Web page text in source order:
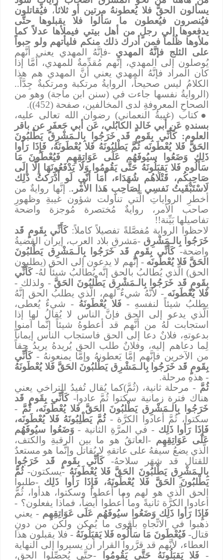
يسألون الحقَّ فلا يُعطونهُ مرتين أو ثلاثاً، فيُقاتلون
فيُنصرون فيُعطون ما سَألوا فلا يقبلوها حتَّى
يدفعوها إلى رجلٍ من أهل بيتي فيملأها عدلاً كما
ملأوها ظُلماً فمن أدرك ذلك منكم فليأتهم ولو حبواً
على الثلج فإنَّهُ المهدي-فإنَّهُ المهدي يعني أنَّهم
يُوصلون إلى المهدي، إنَّهم مُقدِّمةٌ للمهدي، أمَّا إذا
كان المراد فإنَّهُ المهدي يعني أنَّ المهدي هم هذا
الكلامُ ليس صحيحاً، الروايةُ مرتكبة ومرتكبةٌ جِدَّاً..
(الروايةُ نفسها جاءت في (سنن ابن ماجة) وهو من
الصحاحِ المعروفةِ لدى المخالفين، صفحة (452)).
●كتاب (غيبةُ النعماني) رضوان الله تعالى عليه،
بسندهِ عَن أبي خَالدٍ الكابُلي، عَن أبي جَعفَرٍ عن باقر
العلوم: كَأَنِّي بِقَومٍ قَد خَرَجُوا بِالـمَشْرِق يَطْلبُونَ
الحَقَّ فَلا يُعْطَونَه ثُمَّ يَطْلِبُونَهُ فَلا يُعْطَونَهُ، فَإِذَا رَأوا
ذَلِك وَضَعُوا سيُوفَهُم عَلَى عَوَاتِقِهِم فَيُعْطَونَ مَا
سَأَلُوه فَلا يَقبَلُونَهُ حَتَّى يَقُومُوا وَلَا يَدْفَعُونَهَا إِلَّا إِلَى
صَاحِبِكُم، قَتْلَاهُم شُهَدَاء، أَمَا أَنّي لَو أَدْرَكتُ ذَلِك
لَاسْتَبْقَيتُ نَفسِي لِصَاحِبِ هَذا الأَمْر. . إنَّها روايةٌ من
أخطرِ الرواياتِ الَّتي تناولت شؤون غيبةِ وظهورِ
صاحب الأمر، روايةٌ مُختصرة مُوجزة واضحة
تفاصيلها بَيِّنة!!
لاحظوا الرواية مُفصَّلةً تفصيلاً كاملاً: كَأَنِّي بِقَومٍ قَد
خَرَجُوا بِالـمَشْرِق -مَشرقِ بلاد العرب، إيران القضيةُ
واضحة- كَأَنِّي بِقَومٍ قَد خَرَجُوا بِالـمَشْرِق يَطْلبُونَ
الحَقَّ فَلا يُعْطَونَه- إنَّهم لا يدعون إلى الحق (يطلبون
الحق) الَّذي يُطالبُ بالحق إنَّه يُطالبُ شيئاً لهُ-كَأَنِّي
بِقَومٍ قَد خَرَجُوا بِالـمَشْرِق يَطْلبُونَ الحَقَّ - ولذلك -
فَلا يُعْطَونَه - لأنَّهُ شيءٌ لهم، الَّذي يطلبُ الحق إنَّهُ
يطلبُ شيئاً لنفسهِ - فَلا يُعْطَونَهُ - شيءٌ يُعطى،
الَّذي يدعو إلى الحق فإنَّ الناس لا يُقالُ لها إذا
استجابت لهُ من أنَّهم قد أعطوهُ شيئاً إنَّما آمنوا
بدعوتهِ، فلانٌ دعا إلى الحق فاستجاب الناس إيماناً
لِما دعاهم إليه، وفلانٌ طلب الحق يُريدهُ يريدُ حقاً
من الآخرين فإنَّهم إمَّا يَعطونهُ وإمَّا يمنعونهُ - كَأَنِّي
بِقَومٍ قَد خَرَجُوا بِالـمَشْرِق يَطْلبُونَ الحَقَّ فَلا يُعْطَونَهُ
- هذهِ مرحلة.
ثُمَّ - مرحلة ثانية، (ثُمَّ)كما يُقال تُفيدُ التراخي يعني
هناك فترة زمانية سكتوا ثُمَّ عادوا- كَأَنِّي بِقَومٍ قَد
خَرَجُوا بِالـمَشْرِق يَطْلبُونَ الحَقَّ فَلا يُعْطَونَه، ثُمَّ
سكتوا، ثُمَّ أعادوا الكرَّة - ثُمَّ يَطْلِبُونَهُ فَلا يُعْطَونَه،
فَإِذَا رَأوا ذَلِك - في المرَّةِ الثانية - وَضَعُوا سيُوفَهُم
عَلَى عَوَاتِقِهِم -العاتقُ هو ما بين الرقبةِ والكتف،
الَّذي يضعُ سيفهُ على عاتقهِ لا يُقاتل وإنَّما هو مستعدٌ
للقتال قد شهَر سلاحهُ-
كَأَنِّي بِقَومٍ قَد خَرَجُوا
بِالـمَشْرِق يَطْلبُونَ الحَقَّ فَلا يُعْطَونَهُ -يسكتون- ثُمَّ
يَطْلبُونَ الحَقَّ فَلا يُعْطَونَهُ، فَإِذَا رَأوا ذَلِك -طلبوا
الحق الَّذي هو لهم وما أُعطوا وسكتوا، هدأوا، ثُمَّ
أعادوا الكرَّة ثانيةً وما أُعطوا أيضاً، فماذا يفعلون؟ -
فَإِذَا رَأوا ذَلِك وَضَعُوا سيُوفَهُم عَلَى عَوَاتِقِهِم - يعني
ذهبوا في الاتِّجاهِ بأقوى ما يُمكن ولكن من دونِ
قتال-فَيُعْطَونَ مَا سَأَلُوه فَلا يَقبَلُونَهُ- فلا يقبلون هذا
العطاء، لأنَّهم قد قرَّروا القرار أن يسيروا إلى النهاية
-
فَلا يَقبَلُونَهُ حَتَّى يَقُومُوا -حتَّى يُحصِّلوا الحق،